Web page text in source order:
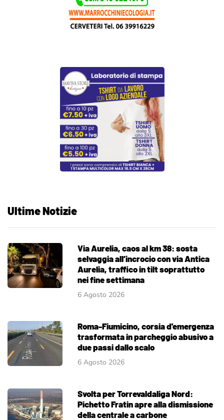
Ultime Notizie
Via Aurelia, caos al km 38: sosta
selvaggia all’incrocio con via Antica
Aurelia, traffico in tilt soprattutto
nei fine settimana
6 Agosto 2026
Roma-Fiumicino, corsia d'emergenza
trasformata in parcheggio abusivo a
due passi dallo scalo
6 Agosto 2026
Svolta per Torrevaldaliga Nord:
Pichetto Fratin apre alla dismissione
della centrale a carbone